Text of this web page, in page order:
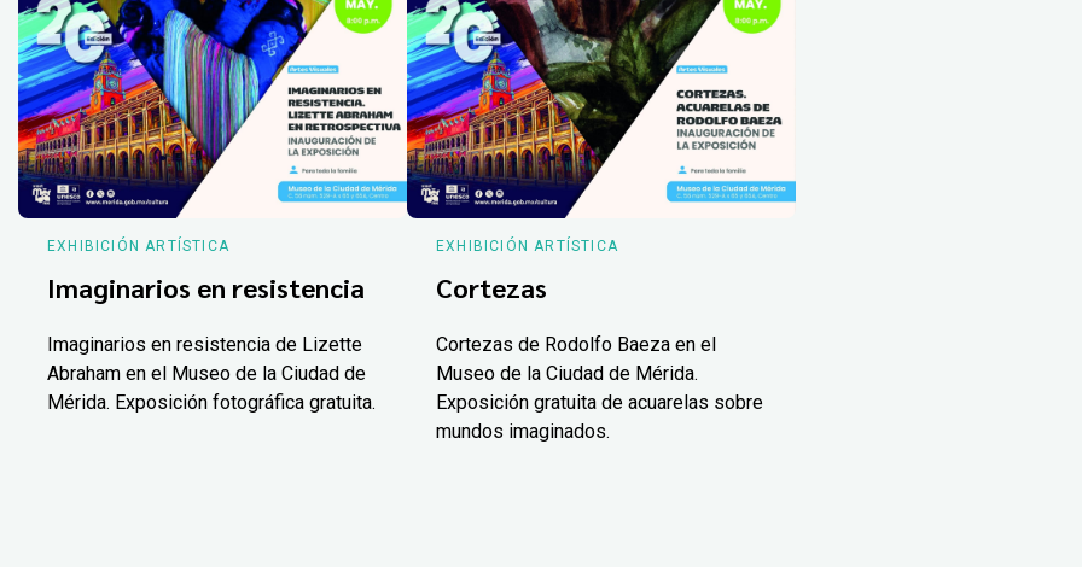
EXHIBICIÓN ARTÍSTICA
Imaginarios en resistencia
Imaginarios en resistencia de Lizette
Abraham en el Museo de la Ciudad de
Mérida. Exposición fotográfica gratuita.
EXHIBICIÓN ARTÍSTICA
Cortezas
Cortezas de Rodolfo Baeza en el
Museo de la Ciudad de Mérida.
Exposición gratuita de acuarelas sobre
mundos imaginados.